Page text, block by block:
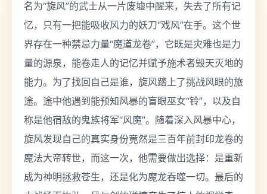
名为“旋风”的武士从一片废墟中醒来，失去了所有记
忆，只有一把能吸收风力的妖刀“戏风”在手。这个世
界存在一种禁忌力量“魔道龙卷”，它既是灾难也是力
量的源泉，能卷走人的记忆并赋予施术者毁天灭地的
能力。为了找回自己是谁，旋风踏上了挑战风眼的旅
途。途中他遇到能预知风暴的盲眼巫女“铃”，以及自
称是他宿敌的鬼族将军“风魔”。随着深入风暴中心，
旋风发现自己的真实身份竟然是三百年前封印龙卷的
魔法大帝转世，而这一次，他需要做出选择：是重新
成为神明拯救苍生，还是化为魔龙吞噬一切。最后的